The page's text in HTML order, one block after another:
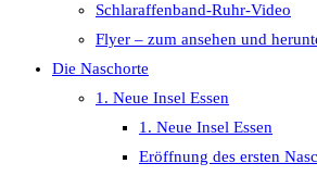
panel.
Schlaraffenband-Ruhr-Video
Flyer – zum ansehen und
Die Naschorte
1. Neue Insel Essen
1. Neue Insel Essen
Eröffnung des ersten